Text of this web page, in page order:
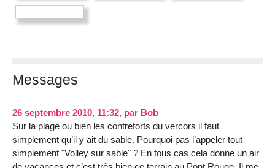
Messages
26 septembre 2010, 11:32, par Bob
Sur la plage ou bien les contreforts du vercors il faut
simplement qu’il y ait du sable. Pourquoi pas l’appeler tout
simplement "Volley sur sable" ? En tous cas cela donne un air